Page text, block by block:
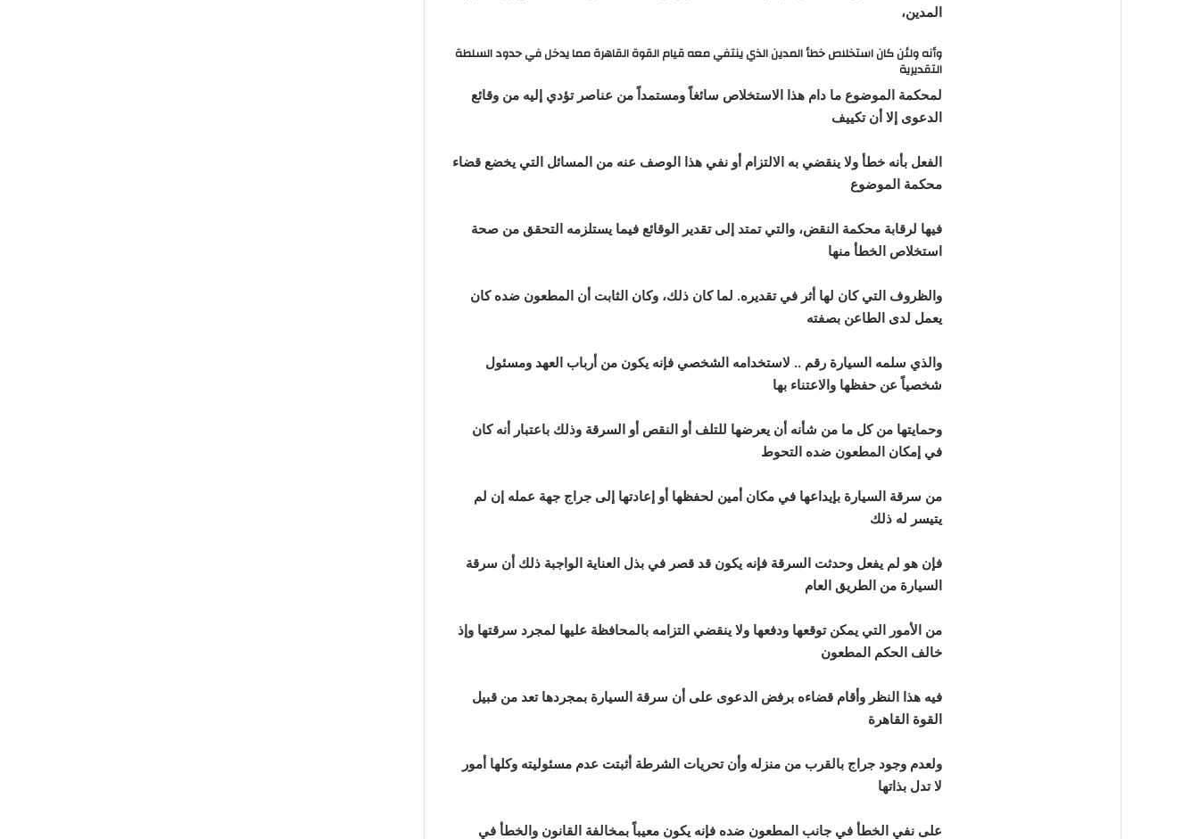
المدين،
وأنه ولئن كان استخلاص خطأ المدين الذي ينتفي معه قيام القوة القاهرة مما يدخل في حدود السلطة
التقديرية
لمحكمة الموضوع ما دام هذا الاستخلاص سائغاً ومستمداً من عناصر تؤدي إليه من وقائع
الدعوى إلا أن تكييف
الفعل بأنه خطأ ولا ينقضي به الالتزام أو نفي هذا الوصف عنه من المسائل التي يخضع قضاء
محكمة الموضوع
فيها لرقابة محكمة النقض، والتي تمتد إلى تقدير الوقائع فيما يستلزمه التحقق من صحة
استخلاص الخطأ منها
والظروف التي كان لها أثر في تقديره. لما كان ذلك، وكان الثابت أن المطعون ضده كان
يعمل لدى الطاعن بصفته
والذي سلمه السيارة رقم .. لاستخدامه الشخصي فإنه يكون من أرباب العهد ومسئول
شخصياً عن حفظها والاعتناء بها
وحمايتها من كل ما من شأنه أن يعرضها للتلف أو النقص أو السرقة وذلك باعتبار أنه كان
في إمكان المطعون ضده التحوط
من سرقة السيارة بإيداعها في مكان أمين لحفظها أو إعادتها إلى جراج جهة عمله إن لم
يتيسر له ذلك
فإن هو لم يفعل وحدثت السرقة فإنه يكون قد قصر في بذل العناية الواجبة ذلك أن سرقة
السيارة من الطريق العام
من الأمور التي يمكن توقعها ودفعها ولا ينقضي التزامه بالمحافظة عليها لمجرد سرقتها وإذ
خالف الحكم المطعون
فيه هذا النظر وأقام قضاءه برفض الدعوى على أن سرقة السيارة بمجردها تعد من قبيل
القوة القاهرة
ولعدم وجود جراج بالقرب من منزله وأن تحريات الشرطة أثبتت عدم مسئوليته وكلها أمور
لا تدل بذاتها
على نفي الخطأ في جانب المطعون ضده فإنه يكون معيباً بمخالفة القانون والخطأ في